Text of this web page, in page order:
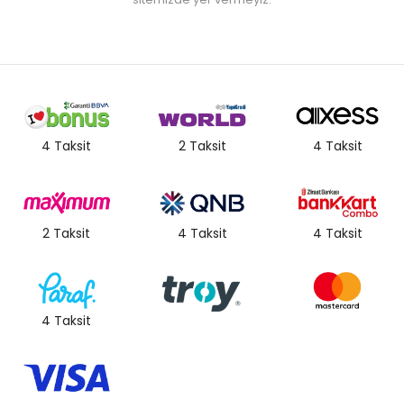
4 Taksit 2 Taksit 4 Taksit
2 Taksit 4 Taksit 4 Taksit
4 Taksit